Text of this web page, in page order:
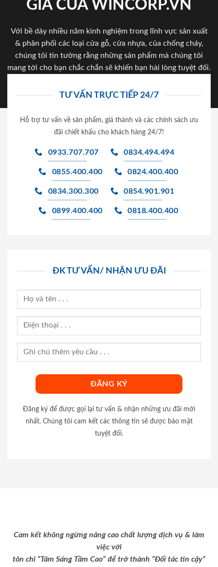
GIA CỦA WINCORP.VN
Với bề dày nhiều năm kinh nghiệm trong lĩnh vực sản xuất
& phân phối các loại cửa gỗ, cửa nhựa, của chống cháy,
chúng tôi tin tưởng rằng những sản phẩm mà chúng tôi
mang tới cho bạn chắc chắn sẽ khiến bạn hài lòng tuyệt đối.
TƯ VẤN TRỰC TIẾP 24/7
Hỗ trợ tư vấn về sản phẩm, giá thành và các chính sách ưu
đãi chiết khấu cho khách hàng 24/7!
0933.707.707 0834.494.494
0855.400.400 0824.400.400
0834.300.300 0854.901.901
0899.400.400 0818.400.400
ĐK TƯ VẤN/ NHẬN ƯU ĐÃI
Đăng ký để được gọi lại tư vấn & nhận những ưu đãi mới
nhất. Chúng tôi cam kết các thông tin sẽ được bảo mật
tuyệt đối.
Cam kết không ngừng nâng cao chất lượng dịch vụ & làm
việc với
tôn chỉ “Tâm Sáng Tầm Cao” để trở thành “Đối tác tin cậy”